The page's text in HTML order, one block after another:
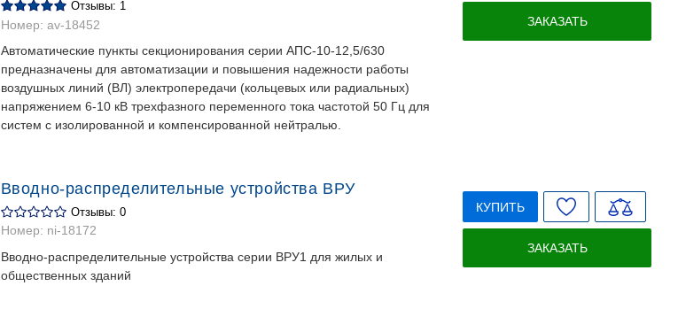
Отзывы: 1
Номер: av-18452
Автоматические пункты секционирования серии АПС-10-12,5/630
предназначены для автоматизации и повышения надежности работы
воздушных линий (ВЛ) электропередачи (кольцевых или радиальных)
напряжением 6-10 кВ трехфазного переменного тока частотой 50 Гц для
систем с изолированной и компенсированной нейтралью.
ЗАКАЗАТЬ
Вводно-распределительные устройства ВРУ
Отзывы: 0
Номер: ni-18172
Вводно-распределительные устройства серии ВРУ1 для жилых и
общественных зданий
КУПИТЬ
ЗАКАЗАТЬ